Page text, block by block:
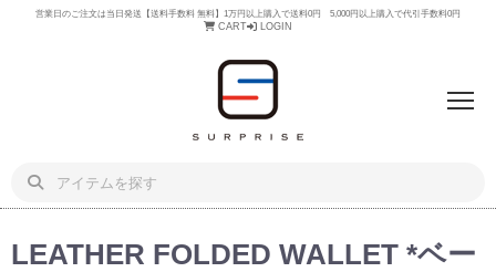
営業日のご注文は当日発送【送料手数料 無料】1万円以上購入で送料0円 5,000円以上購入で代引手数料0円
CART LOGIN
LEATHER FOLDED WALLET *ベー